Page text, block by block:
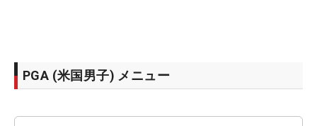
PGA (米国男子) メニュー